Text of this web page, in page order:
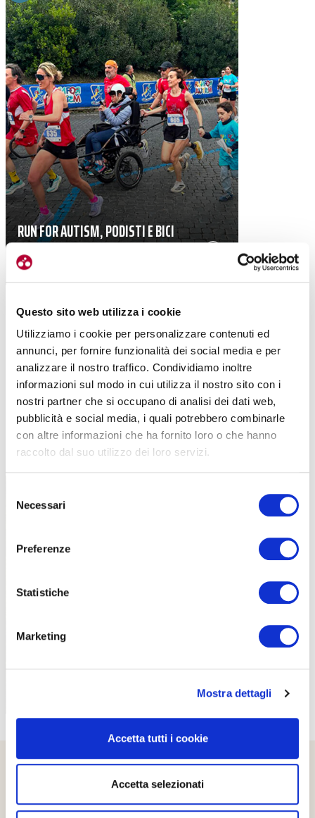
Questo sito web utilizza i cookie
Utilizziamo i cookie per personalizzare contenuti ed
annunci, per fornire funzionalità dei social media e per
analizzare il nostro traffico. Condividiamo inoltre
informazioni sul modo in cui utilizza il nostro sito con i
nostri partner che si occupano di analisi dei dati web,
pubblicità e social media, i quali potrebbero combinarle
con altre informazioni che ha fornito loro o che hanno
raccolto dal suo utilizzo dei loro servizi.
delNecessari
Preferenze
Statistiche
Marketing
Mostra dettagli
Accetta tutti i cookie
Accetta selezionati
RUN FOR AUTISM, PODISTI E BICI
SPECIALI NEL SEGNO DELL’INCLUSIONE
|12-04-2026
TUTTE LE CATEGORIE DEL MAGAZINE